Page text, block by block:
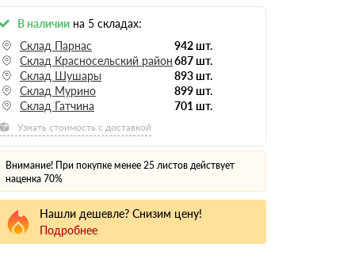
В наличии на 5 складах:
Склад Парнас
942 шт.
Склад Красносельский район687 шт.
Склад Шушары
893 шт.
Склад Мурино
899 шт.
Склад Гатчина
701 шт.
Узнать стоимость с доставкой
Внимание! При покупке менее 25 листов действует
наценка 70%
Нашли дешевле? Снизим цену!
Подробнее